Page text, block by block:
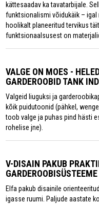
kättesaadav ka tavatarbijale.
funktsionalismi võidukäik –
hoolikalt planeeritud tervikus
funktsionaalsusest on
VALGE ON MOES -
GARDEROOBID TANK
Valgeid liuguksi ja
kõik puidutoonid (pähkel,
toob valge ja puhas pind hästi
rohelise jne).
V-DISAIN PAKUB
Elfa pakub disainile
igasse ruumi. Paljude aastate